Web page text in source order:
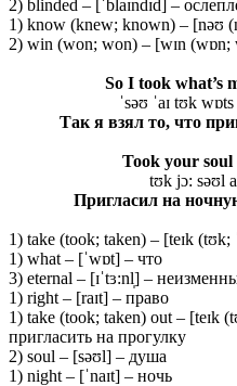
2) blinded – [ˈblaɪndɪd] –
1) know (knew; known) – [nəʊ
2) win (won; won) – [wɪn (wɒn;
So I took what’s
ˈsəʊ ˈaɪ tʊk wɒts
Так я взял то, что
Took your
tʊk jɔ: səʊl
Пригласил на
1) take (took; taken) – [teɪk (tʊk;
1) what – [ˈwɒt] – что
3) eternal – [ɪˈtɜ:nl̩] –
1) right – [raɪt] – право
1) take (took; taken) out – [teɪk
пригласить на прогулку
2) soul – [səʊl] – душа
1) night – [ˈnaɪt] – ночь